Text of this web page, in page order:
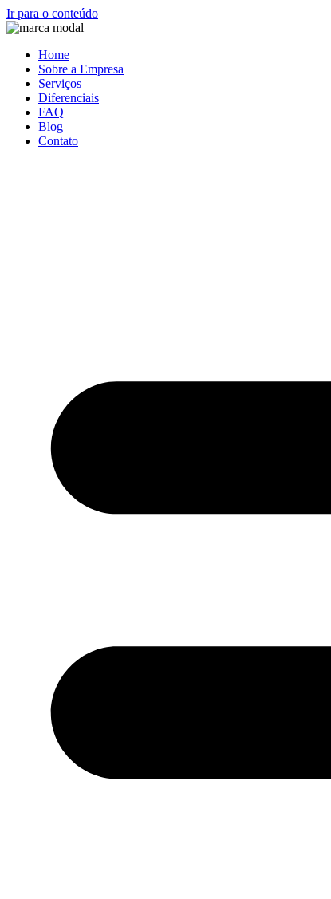
Ir para o conteúdo
Home
Sobre a Empresa
Serviços
Diferenciais
FAQ
Blog
Contato